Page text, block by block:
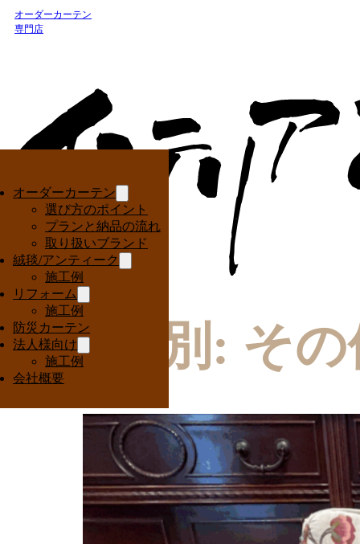
オーダーカーテン
専門店
オーダーカーテン
選び方のポイント
プランと納品の流れ
取り扱いブランド
絨毯/アンティーク
施工例
リフォーム
施工例
防災カーテン
法人様向け
施工例
会社概要
施工種別: その